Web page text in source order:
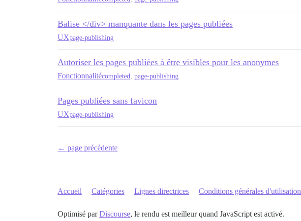
Balise </div> manquante dans les pages publiées
UXpage-publishing
Autoriser les pages publiées à être visibles pour les anonymes
Fonctionnalitécompleted page-publishing
Pages publiées sans favicon
UXpage-publishing
← page précédente
Accueil Catégories Lignes directrices Conditions générales d'utilisation
Optimisé parDiscourse, le rendu est meilleur quand JavaScript est activé.